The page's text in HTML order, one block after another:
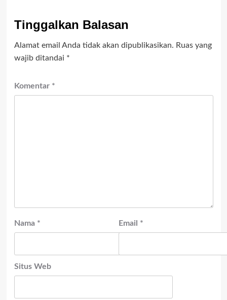
Tinggalkan Balasan
Alamat email Anda tidak akan dipublikasikan. Ruas yang
wajib ditandai *
Komentar *
Nama * Email *
Situs Web